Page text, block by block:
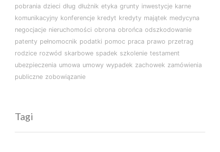
pobrania dzieci dług dłużnik etyka grunty inwestycje karne
komunikacyjny konferencje kredyt kredyty majątek medycyna
negocjacje nieruchomości obrona obrońca odszkodowanie
patenty pełnomocnik podatki pomoc praca prawo przetrag
rodzice rozwód skarbowe spadek szkolenie testament
ubezpieczenia umowa umowy wypadek zachowek zamówienia
publiczne zobowiązanie
Tagi